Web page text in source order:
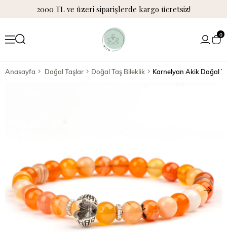
2000 TL ve üzeri siparişlerde kargo ücretsiz!
0
Anasayfa Doğal Taşlar Doğal Taş Bileklik Karnelyan Akik Doğal